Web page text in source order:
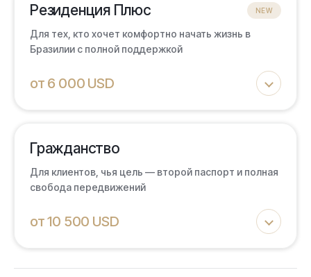
Встреча в аэропорту и первичная навигация
Личный менеджер по миграционным вопросам
Сбор и проверка полного пакета документов
NEW
Резиденция Плюс
Для тех, кто хочет комфортно начать жизнь в
Бразилии с полной поддержкой
от 6 000 USD
Весь пакет «Резиденция»
Помощь в аренде первого автомобиля
Помощь в обмене и заводе денежных средств
Пошлины и переводы оплачиваются отдельно
Гражданство
Для клиентов, чья цель — второй паспорт и полная
свобода передвижений
от 10 500 USD